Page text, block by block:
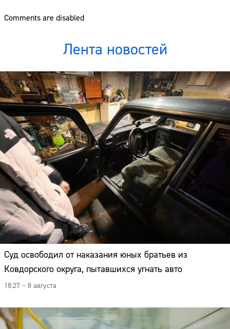
Comments are disabled
Лента новостей
Суд освободил от наказания юных братьев из
Ковдорского округа, пытавшихся угнать авто
18:27 – 8 августа